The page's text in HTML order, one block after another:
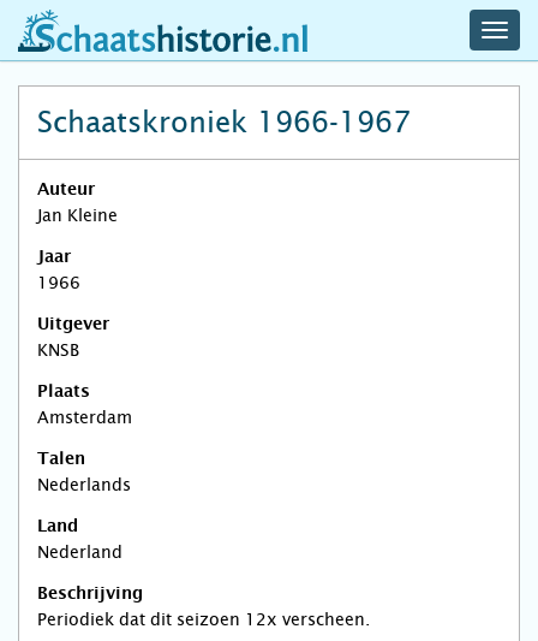
schaatshistorie.nl
Schaatskroniek 1966-1967
Auteur
Jan Kleine
Jaar
1966
Uitgever
KNSB
Plaats
Amsterdam
Talen
Nederlands
Land
Nederland
Beschrijving
Periodiek dat dit seizoen 12x verscheen.